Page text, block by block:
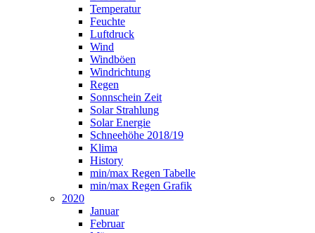
Temperatur
Feuchte
Luftdruck
Wind
Windböen
Windrichtung
Regen
Sonnschein Zeit
Solar Strahlung
Solar Energie
Schneehöhe 2018/19
Klima
History
min/max Regen Tabelle
min/max Regen Grafik
2020
Januar
Februar